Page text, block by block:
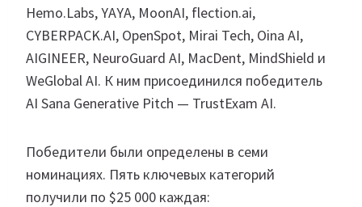
Hemo.Labs, YAYA, MoonAI, flection.ai,
CYBERPACK.AI, OpenSpot, Mirai Tech, Oina AI,
AIGINEER, NeuroGuard AI, MacDent, MindShield и
WeGlobal AI. К ним присоединился победитель
AI Sana Generative Pitch — TrustExam AI.
Победители были определены в семи
номинациях. Пять ключевых категорий
получили по $25 000 каждая: